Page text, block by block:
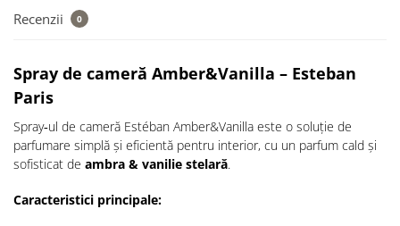
Recenzii 0
Spray de cameră Amber&Vanilla – Esteban
Paris
Spray‑ul de cameră Estéban Amber&Vanilla este o soluție de
parfumare simplă și eficientă pentru interior, cu un parfum cald și
sofisticat de ambra & vanilie stelară.
Caracteristici principale: